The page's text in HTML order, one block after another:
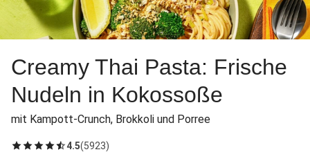
Creamy Thai Pasta: Frische
Nudeln in Kokossoße
mit Kampott-Crunch, Brokkoli und Porree
4.5(5923)